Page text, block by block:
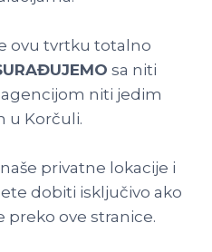
ovu tvrtku totalno
sa niti
niti jedim
u Korčuli.
privatne lokacije i
dobiti isključivo ako
preko ove stranice.